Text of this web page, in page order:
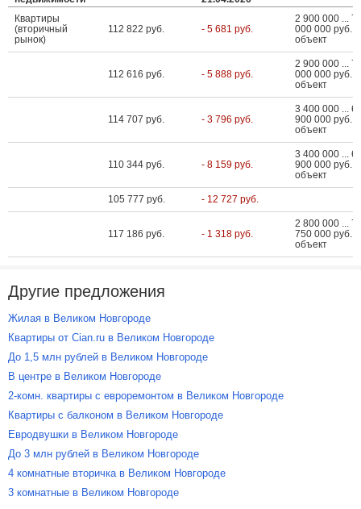
Квартиры
(вторичный
рынок)
112 822 руб. - 5 681 руб.
2 900 000 ... 7
000 000 руб.
объект
112 616 руб. - 5 888 руб.
2 900 000 ... 7
000 000 руб.
объект
114 707 руб. - 3 796 руб.
3 400 000 ... 6
900 000 руб.
объект
110 344 руб. - 8 159 руб.
3 400 000 ... 6
900 000 руб.
объект
105 777 руб. - 12 727 руб.
117 186 руб. - 1 318 руб.
2 800 000 ... 7
750 000 руб.
объект
Другие предложения
Жилая в Великом Новгороде
Квартиры от Cian.ru в Великом Новгороде
До 1,5 млн рублей в Великом Новгороде
В центре в Великом Новгороде
2-комн. квартиры с евроремонтом в Великом Новгороде
Квартиры с балконом в Великом Новгороде
Евродвушки в Великом Новгороде
До 3 млн рублей в Великом Новгороде
4 комнатные вторичка в Великом Новгороде
3 комнатные в Великом Новгороде